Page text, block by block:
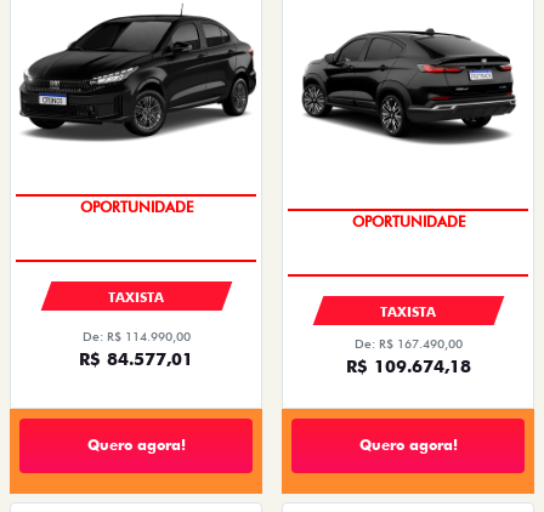
PREÇOS REDUZIDOS
TAXISTA
De: R$ 114.990,00
R$ 84.577,01
Quero agora!
PREÇOS REDUZIDOS
TAXISTA
De: R$ 167.490,00
R$ 109.674,18
Quero agora!